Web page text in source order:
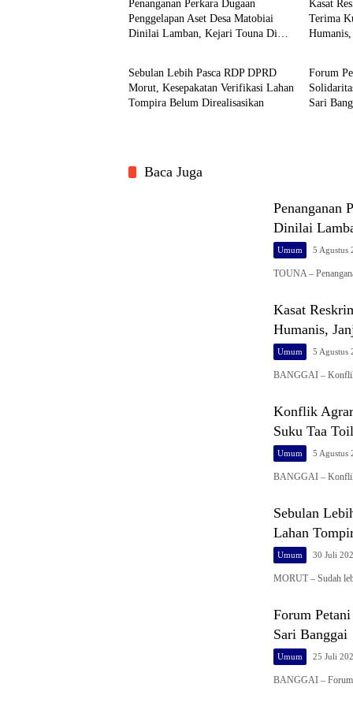
Penanganan Perkara Dugaan
Penggelapan Aset Desa Matobiai
Dinilai Lamban, Kejari Touna Di
Kasat
Terima
Sebulan Lebih Pasca RDP DPRD
Morut, Kesepakatan Verifikasi Lahan
Tompira Belum Direalisasikan
Forum
Sari
Baca Juga
Penanganan
Dinilai
Umum 5 Agustus
TOUNA –
Kasat
Humanis,
Umum 5 Agustus
BANGGAI –
Konflik
Suku Taa
Umum 5 Agustus
BANGGAI –
Sebulan
Lahan
Umum 30 Juli
MORUT – Sudah
Forum
Sari Banggai
Umum 25 Juli
BANGGAI – Forum